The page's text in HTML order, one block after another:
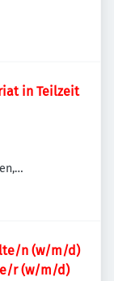
in Teilzeit
n (w/m/d)
r (w/m/d)